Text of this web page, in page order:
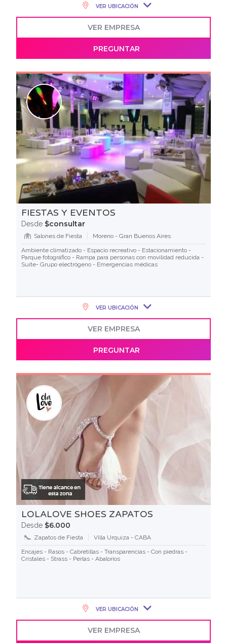
VER UBICACIÓN
VER EMPRESA
PREGUNTAR
FIESTAS Y EVENTOS
Desde $consultar
Salones de Fiesta
Moreno - Gran Buenos Aires
Ambiente climatizado - Espacio recreativo - Estacionamiento -
Parque fotográfico - Rampa para personas con movilidad reducida -
Suite- Grupo electrógeno - Emergencias médicas
VER UBICACIÓN
VER EMPRESA
PREGUNTAR
LOLALOVE SHOES ZAPATOS
Desde $6.000
Zapatos de Fiesta
Villa Urquiza - CABA
Encajes - Rasos - Cabretillas - Transparencias - Con piedras -
Cristales - Strass - Perlas - Abalorios
VER UBICACIÓN
VER EMPRESA